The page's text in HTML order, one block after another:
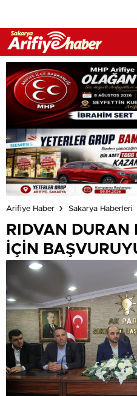
Arifiye Haber Sakarya Haberleri
RIDVAN DURAN
İÇİN